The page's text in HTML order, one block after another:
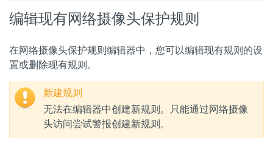
编辑现有网络摄像头保护规则
在网络摄像头保护规则编辑器中，您可以编辑现有规则的设
置或删除现有规则。
新建规则
无法在编辑器中创建新规则。只能通过网络摄像
头访问尝试警报创建新规则。